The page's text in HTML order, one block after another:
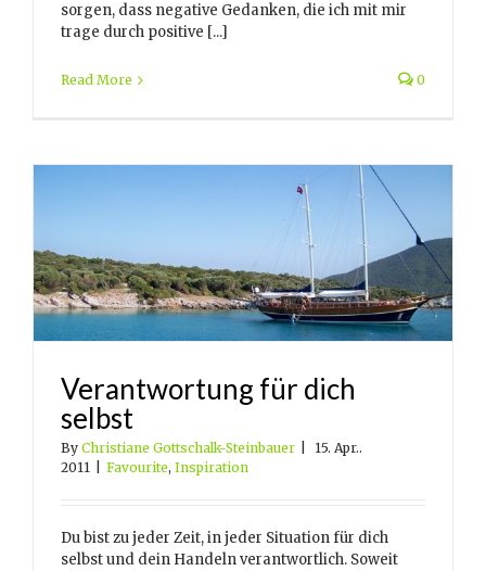
sorgen, dass negative Gedanken, die ich mit mir
trage durch positive [...]
Read More 0
Verantwortung für dich
selbst
By Christiane Gottschalk-Steinbauer
15. Apr..
2011
Favourite, Inspiration
Du bist zu jeder Zeit, in jeder Situation für dich
selbst und dein Handeln verantwortlich. Soweit